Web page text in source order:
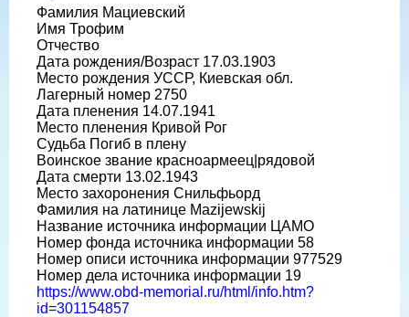
Фамилия Мациевский
Имя Трофим
Отчество
Дата рождения/Возраст 17.03.1903
Место рождения УССР, Киевская обл.
Лагерный номер 2750
Дата пленения 14.07.1941
Место пленения Кривой Рог
Судьба Погиб в плену
Воинское звание красноармеец|рядовой
Дата смерти 13.02.1943
Место захоронения Снильфьорд
Фамилия на латинице Mazijewskij
Название источника информации ЦАМО
Номер фонда источника информации 58
Номер описи источника информации 977529
Номер дела источника информации 19
https://www.obd-memorial.ru/html/info.htm?
id=301154857